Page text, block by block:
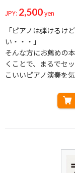
JPY: 2,500yen
「ピアノは弾けるけ
い・・・」
そんな方にお薦めの
くことで、まるでセ
こいいピアノ演奏を